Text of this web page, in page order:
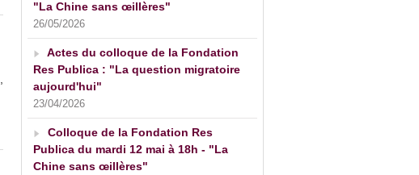
"La Chine sans œillères"
26/05/2026
Actes du colloque de la Fondation
Res Publica : "La question migratoire
aujourd'hui"
23/04/2026
Colloque de la Fondation Res
Publica du mardi 12 mai à 18h - "La
Chine sans œillères"